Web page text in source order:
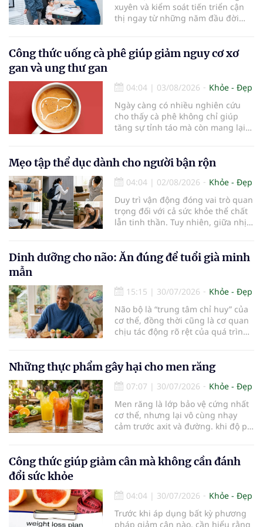
xuyên và kiểm soát tiến triển cận
thị ngay từ những năm đầu đời
trẻ. Đây cũng là định hướng của
Trung tâm Nhãn nhi và Kiểm soát
Đô đưa vào hoạt động ngày 1/8.
Công thức uống cà phê giúp giảm nguy cơ xơ
gan và ung thư gan
04:04 | 03/08/2026
Khỏe - Đẹp
Ngày càng có nhiều nghiên cứu
cho thấy cà phê không chỉ giúp
tăng sự tỉnh táo mà còn mang lại
đóng vai trò lọc độc tố, chuyển hóa
thuốc và dự trữ nhiều vitamin,
khoáng chất thiết yếu nhưng cũng
rất dễ bị tổn thương…
Mẹo tập thể dục dành cho người bận rộn
04:04 | 02/08/2026
Khỏe - Đẹp
Duy trì vận động đóng vai trò quan
trọng đối với cả sức khỏe thể chất
lẫn tinh thần. Tuy nhiên, giữa nhịp
cho các hoạt động tập luyện
thường trở thành một thách thức
Dinh dưỡng cho não: Ăn đúng để tuổi già minh
mẫn
15:15 | 30/07/2026
Khỏe - Đẹp
Não bộ là “trung tâm chỉ huy” của
cơ thể, đồng thời cũng là cơ quan
chịu tác động rõ rệt của quá trình
mạnh, có thể góp phần bảo vệ tế
bào thần kinh, duy trì trí nhớ và
giúp NCT sống minh mẫn, tự chủ
lâu hơn.
Những thực phẩm gây hại cho men răng
07:07 | 30/07/2026
Khỏe - Đẹp
Men răng là lớp bảo vệ cứng nhất
cơ thể, nhưng lại vô cùng nhạy
cảm trước axit và đường. khi độ pH
đường cho vi khuẩn tấn công và
dẫn đến mòn men răng, sâu răng.
hại cho men răng.
Công thức giúp giảm cân mà không cần đánh
đổi sức khỏe
04:04 | 30/07/2026
Khỏe - Đẹp
Trước khi áp dụng bất kỳ phương
pháp giảm cân nào, cần hiểu rằng